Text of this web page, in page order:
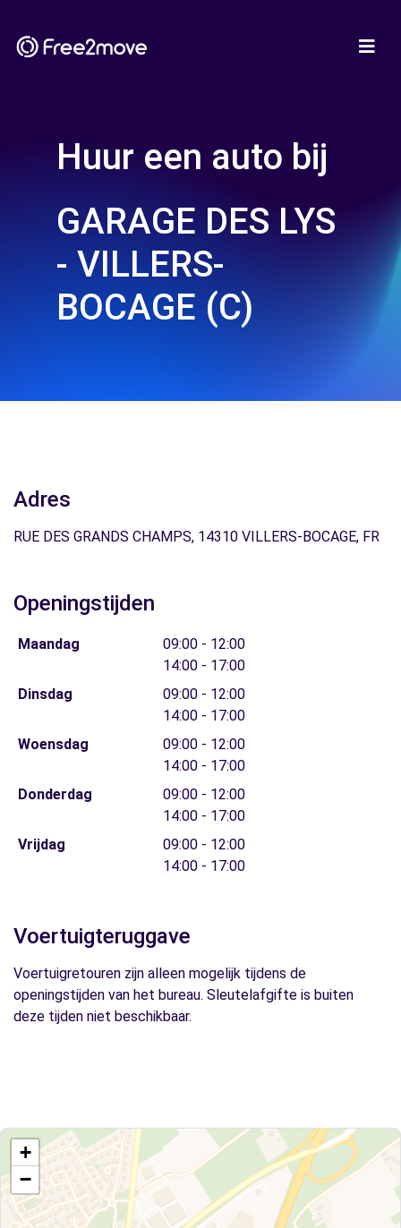
Huur een auto bij
GARAGE DES LYS
- VILLERS-
BOCAGE (C)
Adres
RUE DES GRANDS CHAMPS, 14310 VILLERS-BOCAGE, FR
Openingstijden
Maandag
09:00 - 12:00
14:00 - 17:00
Dinsdag
09:00 - 12:00
14:00 - 17:00
Woensdag
09:00 - 12:00
14:00 - 17:00
Donderdag
09:00 - 12:00
14:00 - 17:00
Vrijdag
09:00 - 12:00
14:00 - 17:00
Voertuigteruggave
Voertuigretouren zijn alleen mogelijk tijdens de
openingstijden van het bureau. Sleutelafgifte is buiten
deze tijden niet beschikbaar.
+
−